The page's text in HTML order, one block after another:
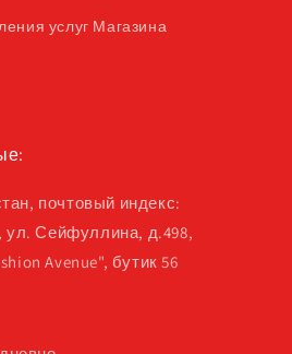
услуг Магазина
почтовый индекс:
ул. Сейфуллина, д.498,
Avenue", бутик 56